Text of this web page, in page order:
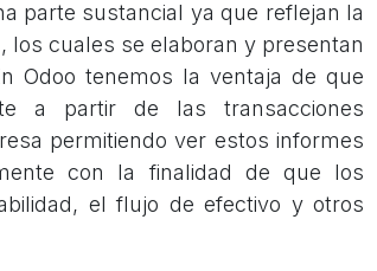
parte sustancial ya que reflejan la
los cuales se elaboran y presentan
Odoo tenemos la ventaja de que
a partir de las transacciones
permitiendo ver estos informes
con la finalidad de que los
el flujo de efectivo y otros